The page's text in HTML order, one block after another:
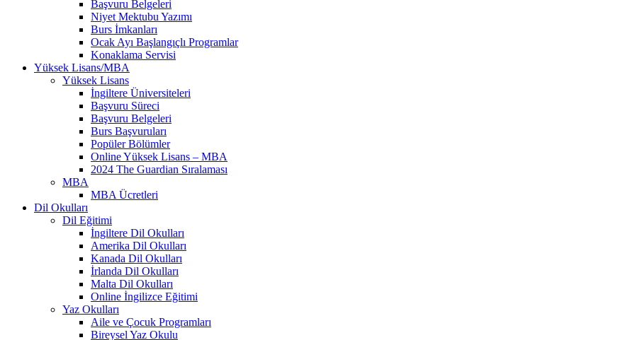
Başvuru Belgeleri
Niyet Mektubu Yazımı
Burs İmkanları
Ocak Ayı Başlangıçlı Programlar
Konaklama Servisi
Yüksek Lisans/MBA
Yüksek Lisans
İngiltere Üniversiteleri
Başvuru Süreci
Başvuru Belgeleri
Burs Başvuruları
Popüler Bölümler
Online Yüksek Lisans – MBA
2024 The Guardian Sıralaması
MBA
MBA Ücretleri
Dil Okulları
Dil Eğitimi
İngiltere Dil Okulları
Amerika Dil Okulları
Kanada Dil Okulları
İrlanda Dil Okulları
Malta Dil Okulları
Online İngilizce Eğitimi
Yaz Okulları
Aile ve Çocuk Programları
Bireysel Yaz Okulu